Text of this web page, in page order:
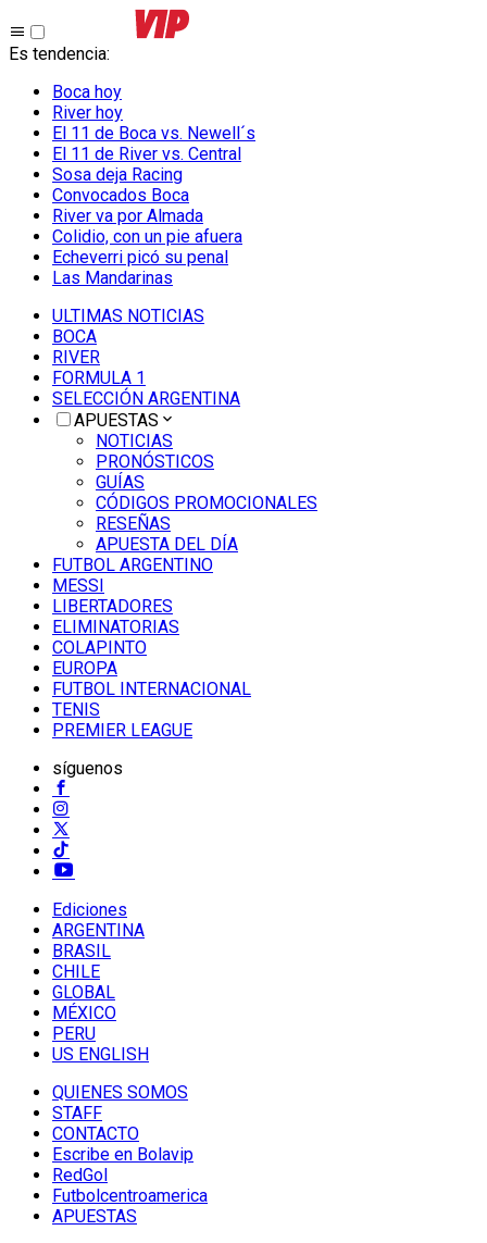
Es tendencia:
Boca hoy
River hoy
El 11 de Boca vs. Newell´s
El 11 de River vs. Central
Sosa deja Racing
Convocados Boca
River va por Almada
Colidio, con un pie afuera
Echeverri picó su penal
Las Mandarinas
ULTIMAS NOTICIAS
BOCA
RIVER
FORMULA 1
SELECCIÓN ARGENTINA
APUESTAS
NOTICIAS
PRONÓSTICOS
GUÍAS
CÓDIGOS PROMOCIONALES
RESEÑAS
APUESTA DEL DÍA
FUTBOL ARGENTINO
MESSI
LIBERTADORES
ELIMINATORIAS
COLAPINTO
EUROPA
FUTBOL INTERNACIONAL
TENIS
PREMIER LEAGUE
síguenos
Ediciones
ARGENTINA
BRASIL
CHILE
GLOBAL
MÉXICO
PERU
US ENGLISH
QUIENES SOMOS
STAFF
CONTACTO
Escribe en Bolavip
RedGol
Futbolcentroamerica
APUESTAS